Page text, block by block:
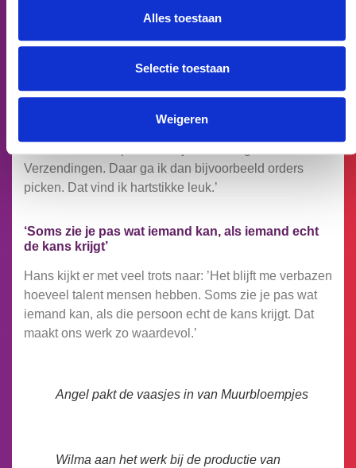
Alles toestaan
Selectie toestaan
Weigeren
Muurbloempje. Ik zie mezelf uiteindelijk iets doen met
marketing bij een commercieel bedrijf. Dat lijkt mij heel
staat ze zeker open om nog iets nieuws te leren. Ze
Verzendingen. Daar ga ik dan bijvoorbeeld orders
picken. Dat vind ik hartstikke leuk.’
‘Soms zie je pas wat iemand kan, als iemand echt
de kans krijgt’
Hans kijkt er met veel trots naar: ’Het blijft me verbazen
hoeveel talent mensen hebben. Soms zie je pas wat
iemand kan, als die persoon echt de kans krijgt. Dat
maakt ons werk zo waardevol.’
Angel pakt de vaasjes in van Muurbloempjes
Wilma aan het werk bij de productie van